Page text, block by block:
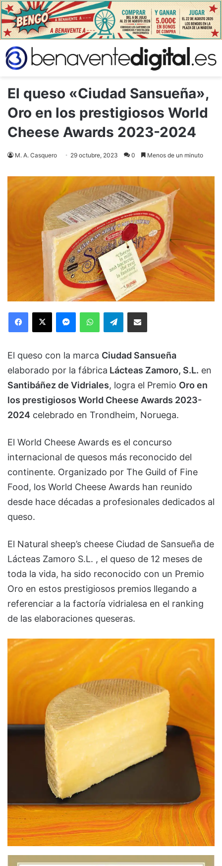
El queso «Ciudad Sansueña»,
Oro en los prestigiosos World
Cheese Awards 2023-2024
M. A. Casquero 29 octubre, 2023 0 Menos de un minuto
Facebook
X MessengerWhatsAppTelegramCompartir via Email
El queso con la marca Ciudad Sansueña
elaborado por la fábrica Lácteas Zamoro, S.L. en
Santibáñez de Vidriales, logra el Premio Oro en
los prestigiosos World Cheese Awards 2023-
2024 celebrado en Trondheim, Noruega.
El World Cheese Awards es el concurso
internacional de quesos más reconocido del
continente. Organizado por The Guild of Fine
Food, los World Cheese Awards han reunido
desde hace décadas a profesionales dedicados al
queso.
El Natural sheep’s cheese Ciudad de Sansueña de
Lácteas Zamoro S.L. , el queso de 12 meses de
toda la vida, ha sido reconocido con un Premio
Oro en estos prestigiosos premios llegando a
referenciar a la factoría vidrialesa en el ranking
de las elaboraciones queseras.